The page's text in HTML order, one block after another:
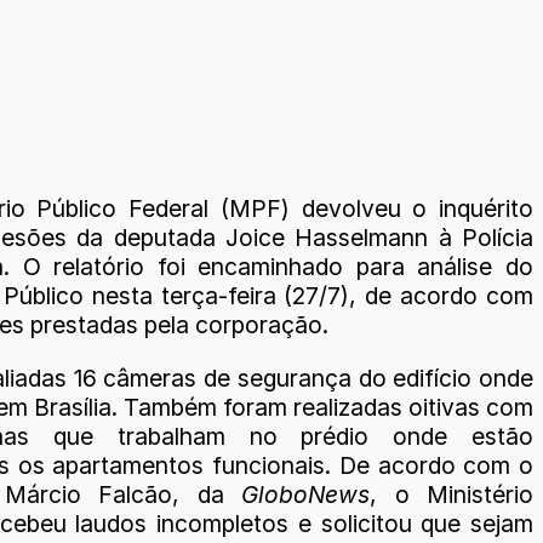
Público Federal (MPF) devolveu o inquérito
da deputada Joice Hasselmann à Polícia
O relatório foi encaminhado para análise do
nesta terça-feira (27/7), de acordo com
prestadas pela corporação.
16 câmeras de segurança do edifício onde
Brasília. Também foram realizadas oitivas com
que trabalham no prédio onde estão
os apartamentos funcionais. De acordo com o
Falcão, da GloboNews, o Ministério
laudos incompletos e solicitou que sejam